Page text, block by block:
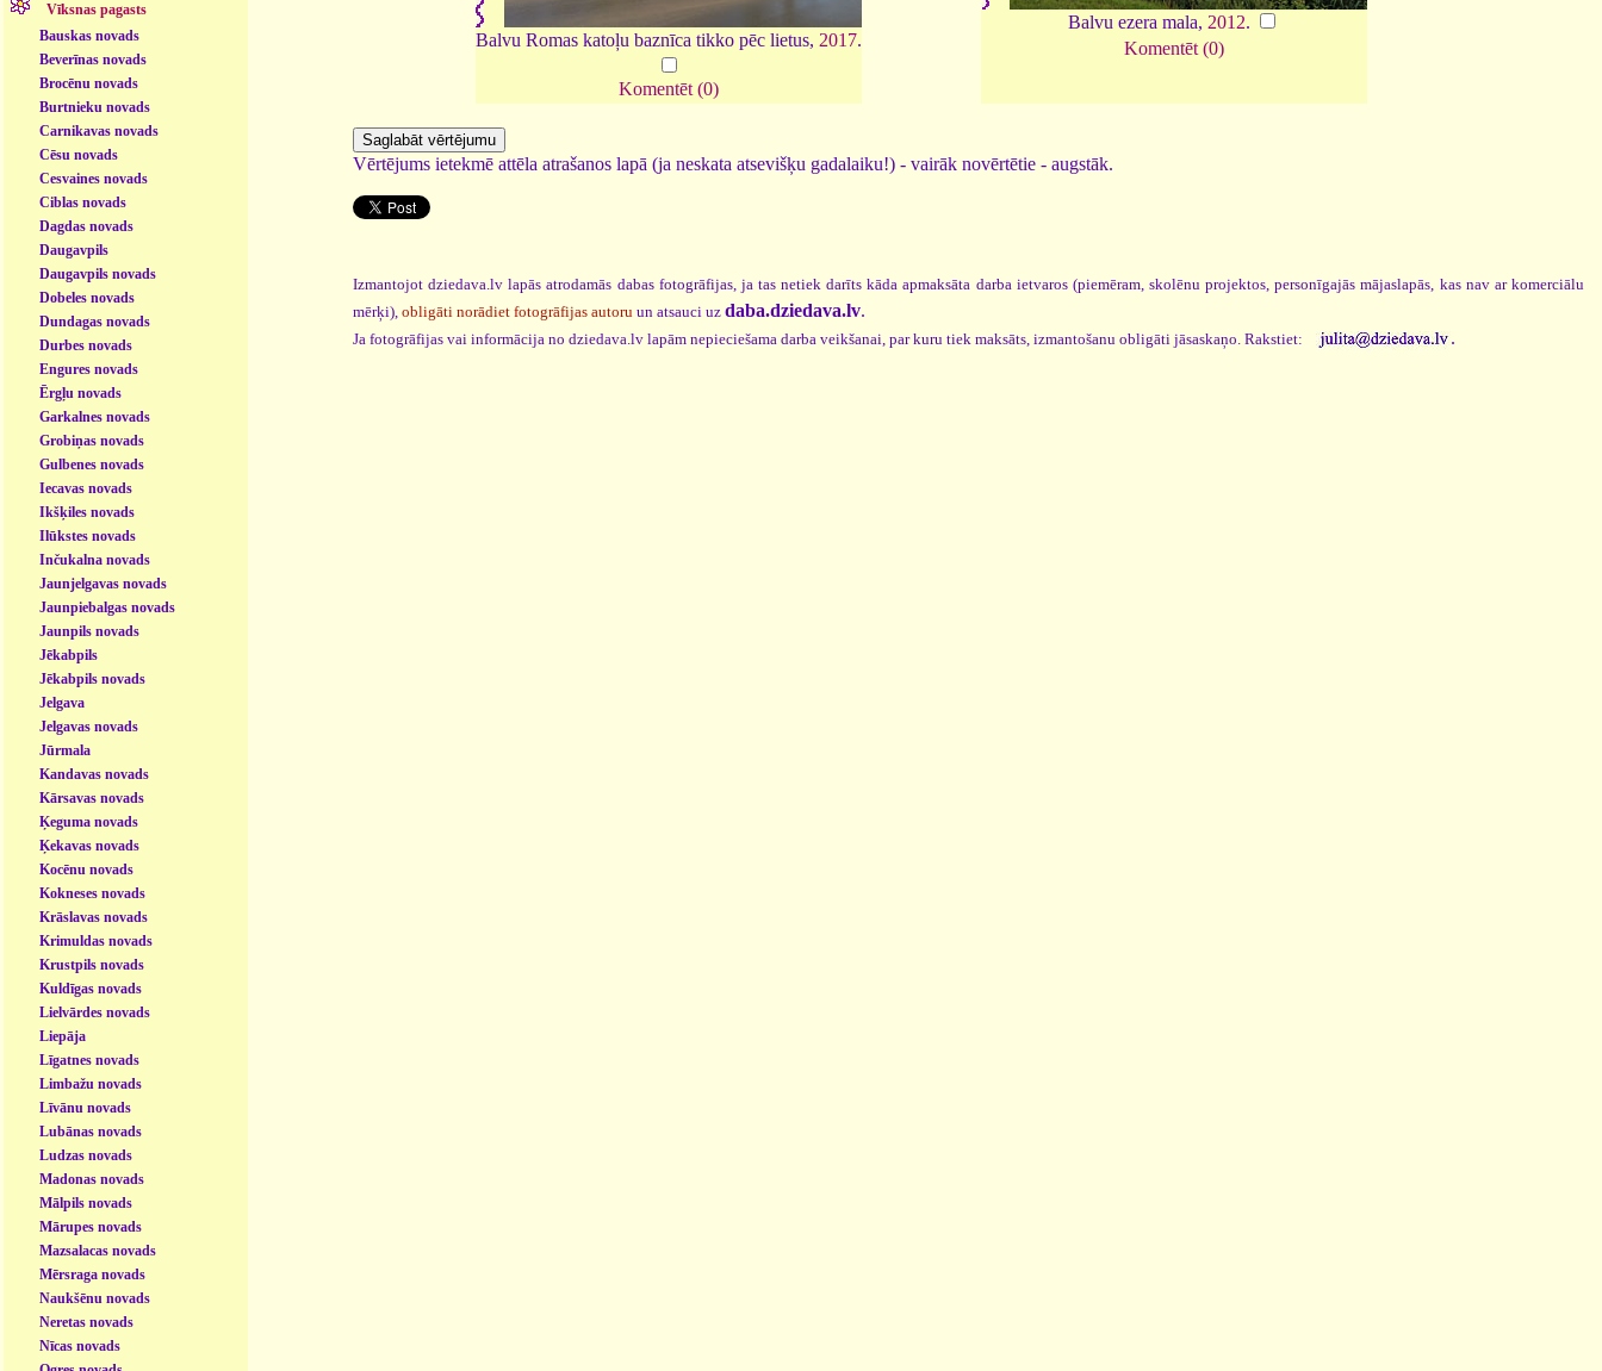
Vīksnas pagasts
Bauskas novads
Beverīnas novads
Brocēnu novads
Burtnieku novads
Carnikavas novads
Cēsu novads
Cesvaines novads
Ciblas novads
Dagdas novads
Daugavpils
Daugavpils novads
Dobeles novads
Dundagas novads
Durbes novads
Engures novads
Ērgļu novads
Garkalnes novads
Grobiņas novads
Gulbenes novads
Iecavas novads
Ikšķiles novads
Ilūkstes novads
Inčukalna novads
Jaunjelgavas novads
Jaunpiebalgas novads
Jaunpils novads
Jēkabpils
Jēkabpils novads
Jelgava
Jelgavas novads
Jūrmala
Kandavas novads
Kārsavas novads
Ķeguma novads
Ķekavas novads
Kocēnu novads
Kokneses novads
Krāslavas novads
Krimuldas novads
Krustpils novads
Kuldīgas novads
Lielvārdes novads
Liepāja
Līgatnes novads
Limbažu novads
Līvānu novads
Lubānas novads
Ludzas novads
Madonas novads
Mālpils novads
Mārupes novads
Mazsalacas novads
Mērsraga novads
Naukšēnu novads
Neretas novads
Nīcas novads
Balvu Romas katoļu baznīca tikko pēc lietus, 2017.
Komentēt (0)
Balvu ezera mala, 2012.
Komentēt (0)
Vērtējums ietekmē attēla atrašanos lapā (ja neskata atsevišķu gadalaiku!) - vairāk novērtētie - augstāk.
Izmantojot dziedava.lv lapās atrodamās dabas fotogrāfijas, ja tas netiek darīts kāda apmaksāta darba ietvaros (piemēram, skolēnu projektos, personīgajās mājaslapās, kas nav ar komerciālu
mērķi), obligāti norādiet fotogrāfijas autoru un atsauci uz daba.dziedava.lv.
Ja fotogrāfijas vai informācija no dziedava.lv lapām nepieciešama darba veikšanai, par kuru tiek maksāts, izmantošanu obligāti jāsaskaņo. Rakstiet: .